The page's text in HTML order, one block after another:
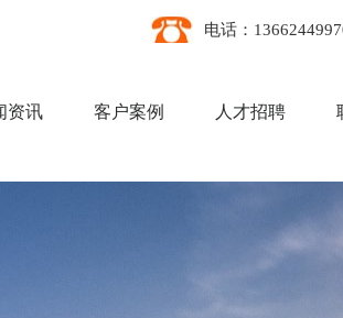
电话：
资讯 客户案例 人才招聘